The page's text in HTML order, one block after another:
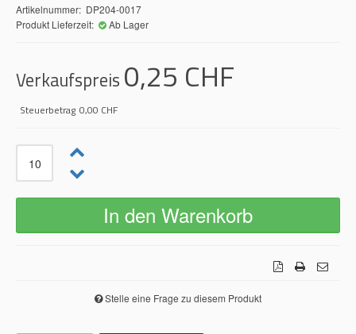
Artikelnummer: DP204-0017
Produkt Lieferzeit:
Ab Lager
Verkaufspreis 0,25 CHF
Steuerbetrag 0,00 CHF
Stelle eine Frage zu diesem Produkt